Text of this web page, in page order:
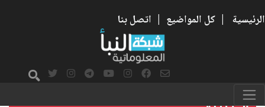
الرئيسية | كل المواضيع | اتصل بنا